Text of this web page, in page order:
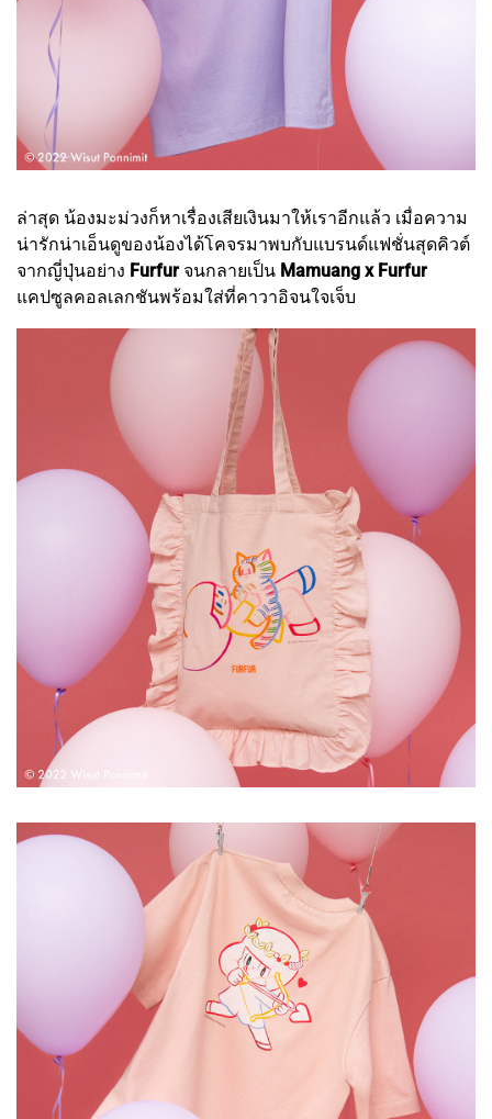
ล่าสุด น้องมะม่วงก็หาเรื่องเสียเงินมาให้เราอีกแล้ว เมื่อความ
น่ารักน่าเอ็นดูของน้องได้โคจรมาพบกับแบรนด์แฟชั่นสุดคิวต์
จากญี่ปุ่นอย่าง Furfurจนกลายเป็น Mamuang x Furfur
แคปซูลคอลเลกชันพร้อมใส่ที่คาวาอิจนใจเจ็บ